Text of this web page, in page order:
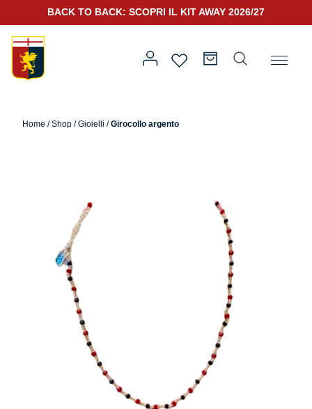
Prima squadra
Genoa for Special
Genoa Academy
Rappresentanza
Kit Gara 25/26
Tacchettee Collection
Urban Collection
BACK TO BACK: SCOPRI IL KIT AWAY 2026/27
Home /Shop /Gioielli /Girocollo argento